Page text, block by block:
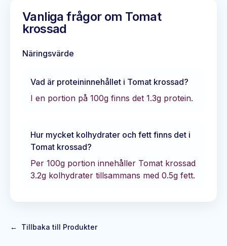
Vanliga frågor om Tomat
krossad
Näringsvärde
Vad är proteininnehållet i Tomat krossad?
I en portion på 100g finns det 1.3g protein.
Hur mycket kolhydrater och fett finns det i
Tomat krossad?
Per 100g portion innehåller Tomat krossad
3.2g kolhydrater tillsammans med 0.5g fett.
← Tillbaka till Produkter